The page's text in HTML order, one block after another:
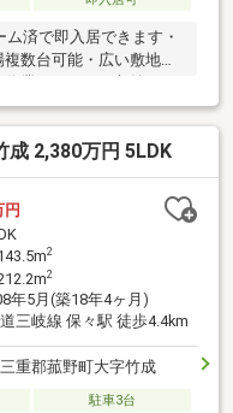
済で即入居できます・
数台可能・広い敷地に
々していてたくさん収納
・屋根塗装・クロス全
ットバス新品・洗面化
具交換・造成工事・ハ
菰野町川北５０２
成 2,380万円 5LDK
円
2
2
年5月(築18年4ヶ月)
三岐線 保々駅 徒歩4.4km
重郡菰野町大字竹成
駐車3台